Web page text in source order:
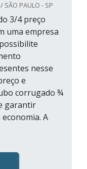
SÃO PAULO - SP
3/4 preço
uma empresa
nesse
e
corrugado ¾
garantir
A